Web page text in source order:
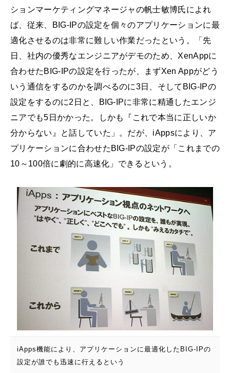
ションマーケティングマネージャの帆士敏博氏によれ
ば、従来、BIG-IPの設定を個々のアプリケーションに最
適化させるのは非常に難しい作業だったという。「先
日、社内の優秀なエンジニアがデモのため、XenAppに
合わせたBIG-IPの設定を行ったが、まずXen Appがどう
いう通信をするのかを調べるのに3日、そしてBIG-IPの
設定をするのに2日と、BIG-IPに非常に精通したエンジ
ニアでも5日かかった。しかも『これで本当に正しいか
分からない』と話していた」。だが、iAppsにより、ア
プリケーションに合わせたBIG-IPの設定が「これまでの
10～100倍に劇的に高速化」できるという。
iApps機能により、アプリケーションに最適化したBIG-IPの
設定が誰でも迅速に行えるという